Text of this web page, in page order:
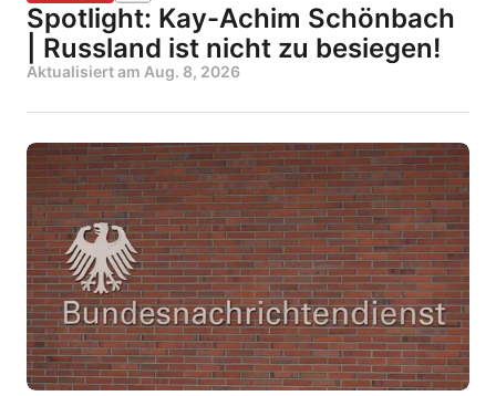
Spotlight: Kay-Achim Schönbach
| Russland ist nicht zu besiegen!
Aktualisiert am Aug. 8, 2026